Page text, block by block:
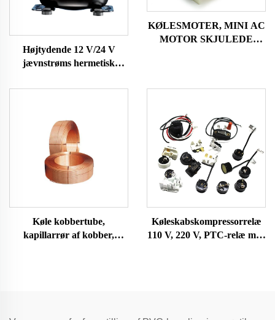
Højtydende 12 V/24 V
jævnstrøms hermetisk
køleanlæg til biler og
KØLESMOTER, MINI AC
MOTOR SKJULEDE
Køle kobbertube,
kapillarrør af kobber,
Køleskabskompressorrelæ
110 V, 220 V, PTC-relæ med